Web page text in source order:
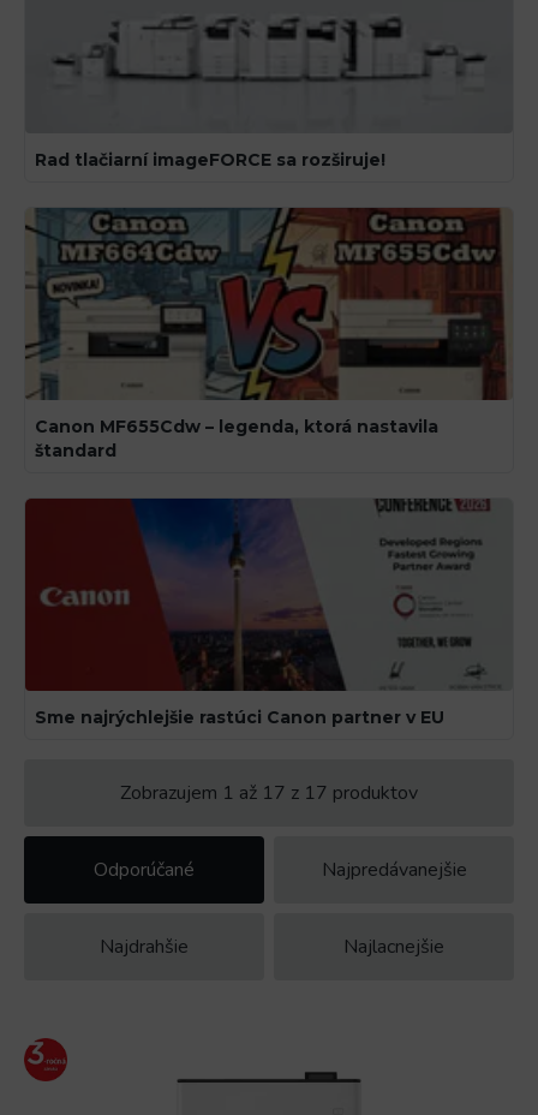
Rad tlačiarní imageFORCE sa rozširuje!
Canon MF655Cdw – legenda, ktorá nastavila
štandard
Sme najrýchlejšie rastúci Canon partner v EU
Zobrazujem 1 až 17 z 17 produktov
Odporúčané Najpredávanejšie
Najdrahšie Najlacnejšie